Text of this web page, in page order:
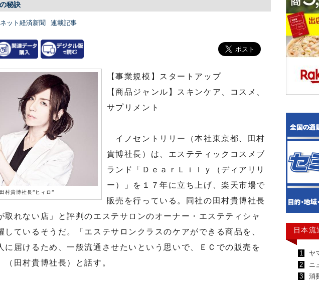
秘訣
ット経済新聞 連載記事
田村貴博社長”ヒィロ”
【事業規模】スタートアップ
【商品ジャンル】スキンケア、コスメ、
サプリメント
イノセントリリー（本社東京都、田村
貴博社長）は、エステティックコスメブ
ランド「ＤｅａｒＬｉｌｙ（ディアリリ
ー）」を１７年に立ち上げ、楽天市場で
販売を行っている。同社の田村貴博社長
取れない店」と評判のエステサロンのオーナー・エステティシャ
しているそうだ。「エステサロンクラスのケアができる商品を、
に届けるため、一般流通させたいという思いで、ＥＣでの販売を
（田村貴博社長）と話す。
日本流
1
ヤ
2
ニ
3
消